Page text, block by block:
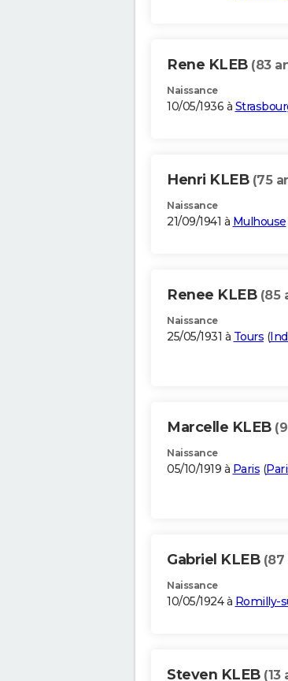
Rene KLEB (83
Naissance
10/05/1936 à
Henri KLEB (75
Naissance
21/09/1941 à Mulhouse
Renee KLEB (85
Naissance
25/05/1931 à Tours (
Marcelle KLEB
Naissance
05/10/1919 à Paris (
Gabriel KLEB (87
Naissance
10/05/1924 à Romilly-
Steven KLEB (13